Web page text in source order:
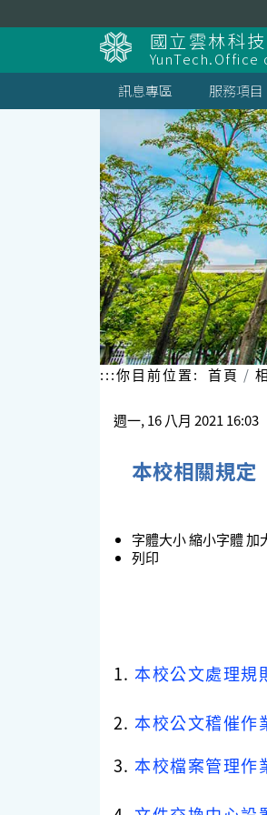
到
主
要
內
容
國立雲林科
YunTech.Office
訊息專區
服務項目
:::你目前位置: 首頁
週一, 16 八月 2021 16:03
本校相關規定
字體大小縮小字體加
列印
1. 本校公文處理規
2. 本校公文稽催作
3. 本校檔案管理作